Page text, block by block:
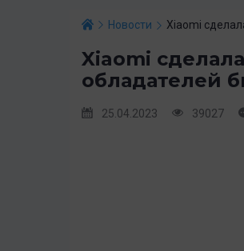
Новости Xiaomi
Xiaomi
обладателей
25.04.2023 39027